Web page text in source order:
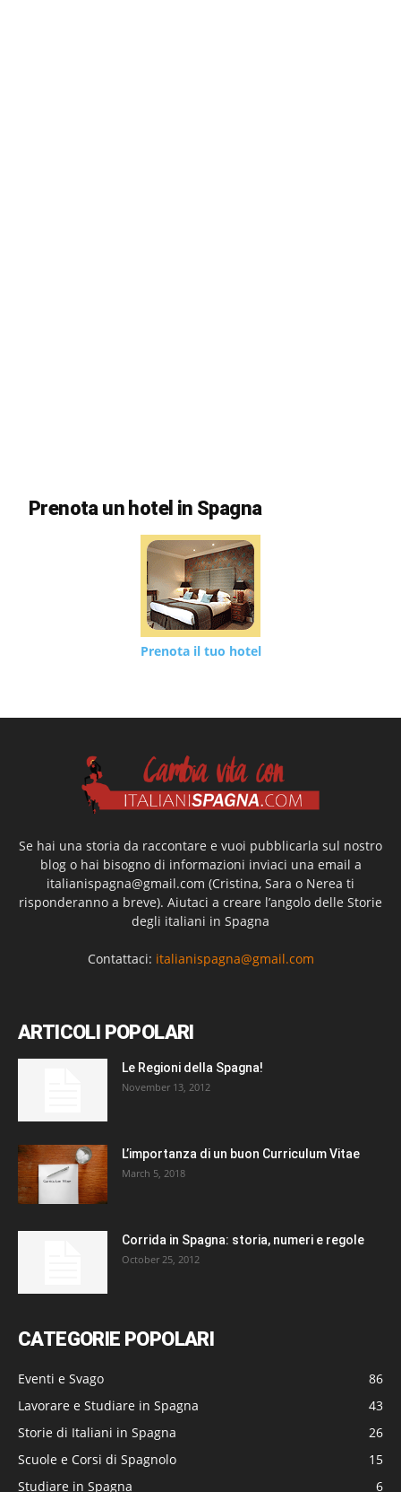
Prenota un hotel in Spagna
Prenota il tuo hotel
Se hai una storia da raccontare e vuoi pubblicarla sul nostro
blog o hai bisogno di informazioni inviaci una email a
italianispagna@gmail.com (Cristina, Sara o Nerea ti
risponderanno a breve). Aiutaci a creare l’angolo delle Storie
degli italiani in Spagna
Contattaci: italianispagna@gmail.com
ARTICOLI POPOLARI
Le Regioni della Spagna!
November 13, 2012
L’importanza di un buon Curriculum Vitae
March 5, 2018
Corrida in Spagna: storia, numeri e regole
October 25, 2012
CATEGORIE POPOLARI
Eventi e Svago
86
Lavorare e Studiare in Spagna
43
Storie di Italiani in Spagna
26
Scuole e Corsi di Spagnolo
15
Studiare in Spagna
6